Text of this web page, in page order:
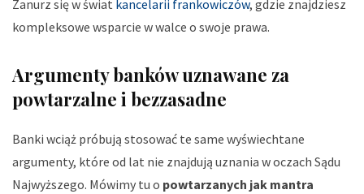
Zanurz się w świat kancelarii frankowiczów, gdzie znajdziesz
kompleksowe wsparcie w walce o swoje prawa.
Argumenty banków uznawane za
powtarzalne i bezzasadne
Banki wciąż próbują stosować te same wyświechtane
argumenty, które od lat nie znajdują uznania w oczach Sądu
Najwyższego. Mówimy tu o powtarzanych jak mantra